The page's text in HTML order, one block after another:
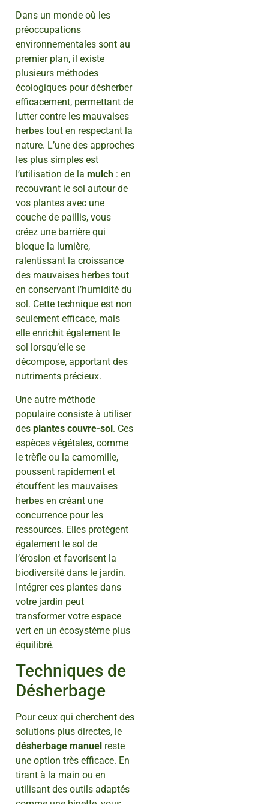
Dans un monde où les
préoccupations
environnementales sont au
premier plan, il existe
plusieurs méthodes
écologiques pour désherber
efficacement, permettant de
lutter contre les mauvaises
herbes tout en respectant la
nature. L’une des approches
les plus simples est
l’utilisation de la mulch : en
recouvrant le sol autour de
vos plantes avec une
couche de paillis, vous
créez une barrière qui
bloque la lumière,
ralentissant la croissance
des mauvaises herbes tout
en conservant l’humidité du
sol. Cette technique est non
seulement efficace, mais
elle enrichit également le
sol lorsqu’elle se
décompose, apportant des
nutriments précieux.
Une autre méthode
populaire consiste à utiliser
des plantes couvre-sol. Ces
espèces végétales, comme
le trèfle ou la camomille,
poussent rapidement et
étouffent les mauvaises
herbes en créant une
concurrence pour les
ressources. Elles protègent
également le sol de
l’érosion et favorisent la
biodiversité dans le jardin.
Intégrer ces plantes dans
votre jardin peut
transformer votre espace
vert en un écosystème plus
équilibré.
Techniques de
Désherbage
Pour ceux qui cherchent des
solutions plus directes, le
désherbage manuel reste
une option très efficace. En
tirant à la main ou en
utilisant des outils adaptés